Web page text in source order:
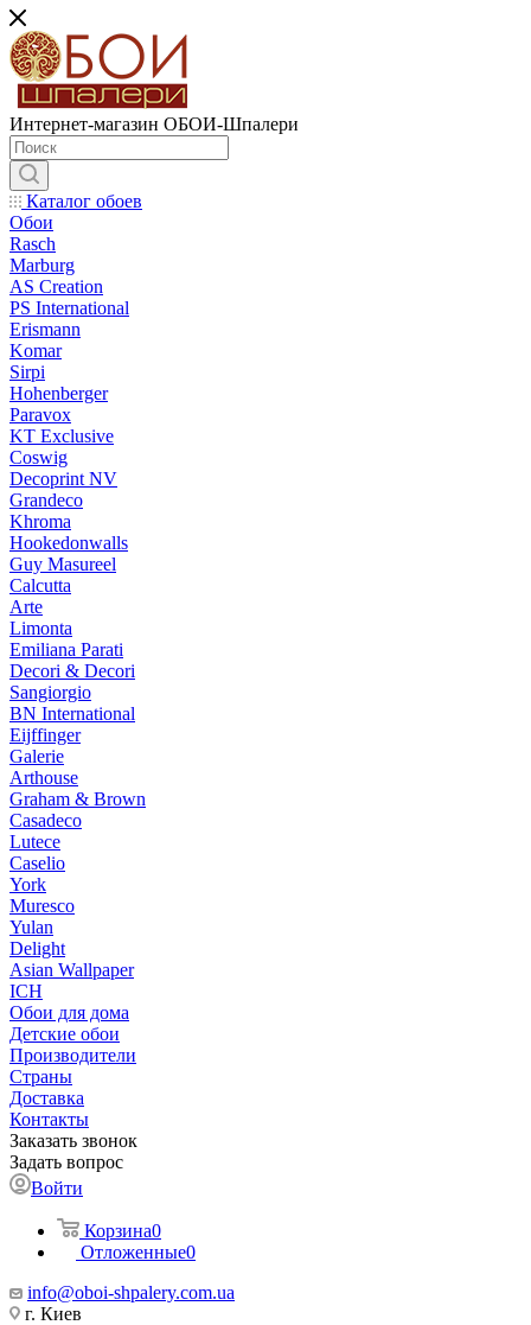
Интернет-магазин ОБОИ-Шпалери
Каталог обоев
Обои
Rasch
Marburg
AS Creation
PS International
Erismann
Komar
Sirpi
Hohenberger
Paravox
KT Exclusive
Coswig
Decoprint NV
Grandeco
Khroma
Hookedonwalls
Guy Masureel
Calcutta
Arte
Limonta
Emiliana Parati
Decori & Decori
Sangiorgio
BN International
Eijffinger
Galerie
Arthouse
Graham & Brown
Casadeco
Lutece
Caselio
York
Muresco
Yulan
Delight
Asian Wallpaper
ICH
Обои для дома
Детские обои
Производители
Страны
Доставка
Контакты
Заказать звонок
Задать вопрос
Войти
Корзина0
Отложенные0
info@oboi-shpalery.com.ua
г. Киев